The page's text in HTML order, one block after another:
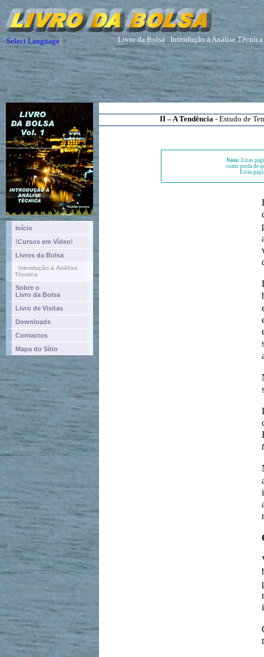
Select Language ▼ Livro da Bolsa Introdução à Análise Técnica
Início
!Cursos em Vídeo!
Livros da Bolsa
Introdução à Análise
Técnica
Sobre o
Livro da Bolsa
Livro de Visitas
Downloads
Contactos
Mapa do Sítio
II – A Tendência- Estudo de
Nota: Estas
como perda de
Estas